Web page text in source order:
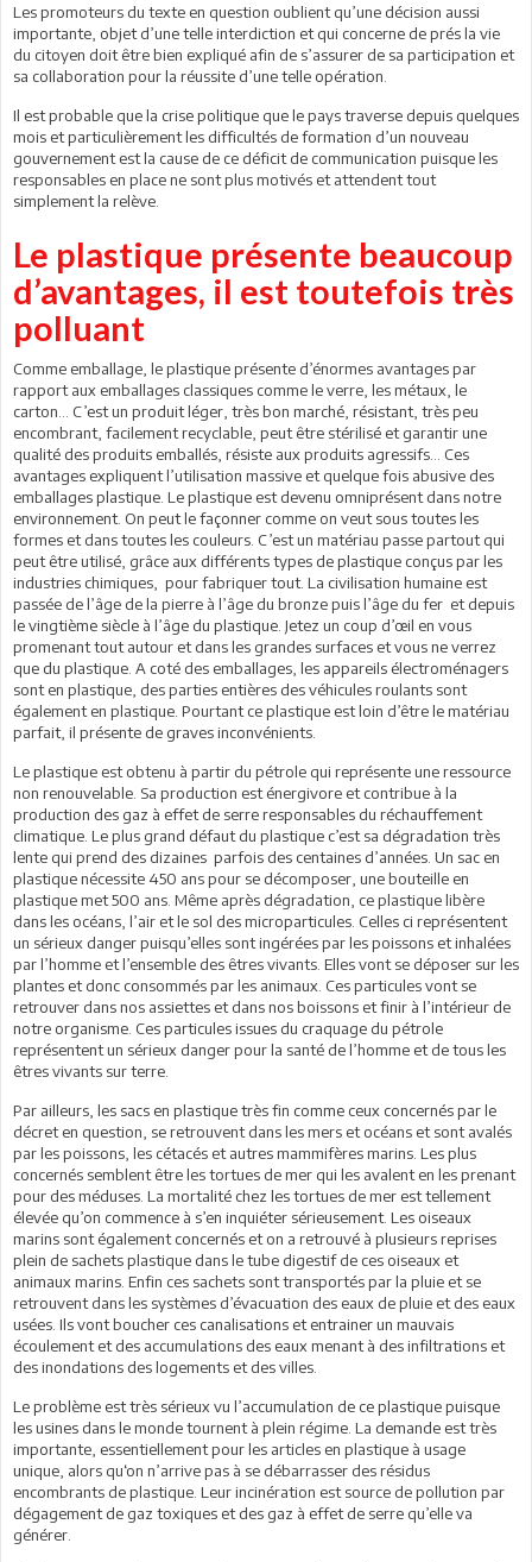
Les promoteurs du texte en question oublient qu’une décision aussi
importante, objet d’une telle interdiction et qui concerne de prés la vie
du citoyen doit être bien expliqué afin de s’assurer de sa participation et
sa collaboration pour la réussite d’une telle opération.
Il est probable que la crise politique que le pays traverse depuis quelques
mois et particulièrement les difficultés de formation d’un nouveau
gouvernement est la cause de ce déficit de communication puisque les
responsables en place ne sont plus motivés et attendent tout
simplement la relève.
Le plastique présente beaucoup
d’avantages, il est toutefois très
polluant
Comme emballage, le plastique présente d’énormes avantages par
rapport aux emballages classiques comme le verre, les métaux, le
carton… C’est un produit léger, très bon marché, résistant, très peu
encombrant, facilement recyclable, peut être stérilisé et garantir une
qualité des produits emballés, résiste aux produits agressifs... Ces
avantages expliquent l’utilisation massive et quelque fois abusive des
emballages plastique. Le plastique est devenu omniprésent dans notre
environnement. On peut le façonner comme on veut sous toutes les
formes et dans toutes les couleurs. C’est un matériau passe partout qui
peut être utilisé, grâce aux différents types de plastique conçus par les
industries chimiques, pour fabriquer tout. La civilisation humaine est
passée de l’âge de la pierre à l’âge du bronze puis l’âge du fer et depuis
le vingtième siècle à l’âge du plastique. Jetez un coup d’œil en vous
promenant tout autour et dans les grandes surfaces et vous ne verrez
que du plastique. A coté des emballages, les appareils électroménagers
sont en plastique, des parties entières des véhicules roulants sont
également en plastique. Pourtant ce plastique est loin d’être le matériau
parfait, il présente de graves inconvénients.
Le plastique est obtenu à partir du pétrole qui représente une ressource
non renouvelable. Sa production est énergivore et contribue à la
production des gaz à effet de serre responsables du réchauffement
climatique. Le plus grand défaut du plastique c’est sa dégradation très
lente qui prend des dizaines parfois des centaines d’années. Un sac en
plastique nécessite 450 ans pour se décomposer, une bouteille en
plastique met 500 ans. Même après dégradation, ce plastique libère
dans les océans, l’air et le sol des microparticules. Celles ci représentent
un sérieux danger puisqu’elles sont ingérées par les poissons et inhalées
par l’homme et l’ensemble des êtres vivants. Elles vont se déposer sur les
plantes et donc consommés par les animaux. Ces particules vont se
retrouver dans nos assiettes et dans nos boissons et finir à l’intérieur de
notre organisme. Ces particules issues du craquage du pétrole
représentent un sérieux danger pour la santé de l’homme et de tous les
êtres vivants sur terre.
Par ailleurs, les sacs en plastique très fin comme ceux concernés par le
décret en question, se retrouvent dans les mers et océans et sont avalés
par les poissons, les cétacés et autres mammifères marins. Les plus
concernés semblent être les tortues de mer qui les avalent en les prenant
pour des méduses. La mortalité chez les tortues de mer est tellement
élevée qu’on commence à s’en inquiéter sérieusement. Les oiseaux
marins sont également concernés et on a retrouvé à plusieurs reprises
plein de sachets plastique dans le tube digestif de ces oiseaux et
animaux marins. Enfin ces sachets sont transportés par la pluie et se
retrouvent dans les systèmes d’évacuation des eaux de pluie et des eaux
usées. Ils vont boucher ces canalisations et entrainer un mauvais
écoulement et des accumulations des eaux menant à des infiltrations et
des inondations des logements et des villes.
Le problème est très sérieux vu l’accumulation de ce plastique puisque
les usines dans le monde tournent à plein régime. La demande est très
importante, essentiellement pour les articles en plastique à usage
unique, alors qu‘on n’arrive pas à se débarrasser des résidus
encombrants de plastique. Leur incinération est source de pollution par
dégagement de gaz toxiques et des gaz à effet de serre qu’elle va
générer.